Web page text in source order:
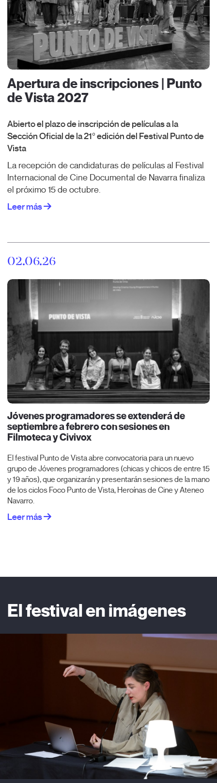
Apertura de inscripciones | Punto
de Vista 2027
Abierto el plazo de inscripción de películas a la
Sección Oficial de la 21º edición del Festival Punto de
Vista
La recepción de candidaturas de películas al Festival
Internacional de Cine Documental de Navarra finaliza
el próximo 15 de octubre.
Leer más
02.06.26
Jóvenes programadores se extenderá de
septiembre a febrero con sesiones en
Filmoteca y Civivox
El festival Punto de Vista abre convocatoria para un nuevo
grupo de Jóvenes programadores (chicas y chicos de entre 15
y 19 años), que organizarán y presentarán sesiones de la mano
de los ciclos Foco Punto de Vista, Heroínas de Cine y Ateneo
Navarro.
Leer más
El festival en imágenes